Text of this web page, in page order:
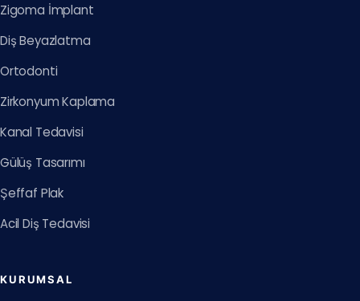
Zigoma İmplant
Diş Beyazlatma
Ortodonti
Zirkonyum Kaplama
Kanal Tedavisi
Gülüş Tasarımı
Şeffaf Plak
Acil Diş Tedavisi
KURUMSAL